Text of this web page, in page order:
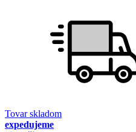
Tovar skladom
expedujeme